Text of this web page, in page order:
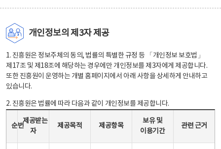
개인정보의 제3자 제공
1. 진흥원은 정보주체의 동의, 법률의 특별한 규정 등 「개인정보 보호법」
제17조 및 제18조에 해당하는 경우에만 개인정보를 제3자에게 제공합니다.
또한 진흥원이 운영하는 개별 홈페이지에서 아래 사항을 상세하게 안내하고
있습니다.
2. 진흥원은 법률에 따라 다음과 같이 개인정보를 제공합니다.
순번
제공받는
자
제공목적 제공항목
보유 및
이용기간
관련 근거